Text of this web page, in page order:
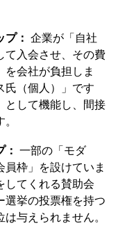
： 企業が「自社
て入会させ、その費
を会社が負担しま
氏（個人）」です
として機能し、間接
一部の「モダ
員枠」を設けていま
してくれる賛助会
選挙の投票権を持つ
は与えられません。